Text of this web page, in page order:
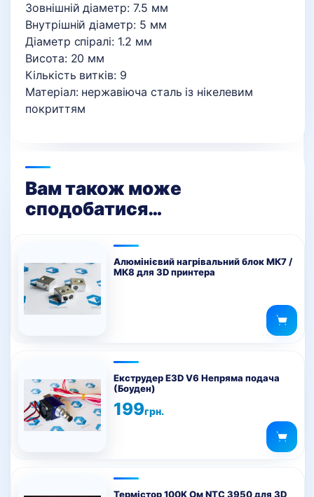
Зовнішній діаметр: 7.5 мм
Внутрішній діаметр: 5 мм
Діаметр спіралі: 1.2 мм
Висота: 20 мм
Кількість витків: 9
Матеріал: нержавіюча сталь із нікелевим
покриттям
Вам також може
сподобатися…
Алюмінієвий нагрівальний блок МК7 /
МК8 для 3D принтера
Екструдер E3D V6 Непряма подача
(Боуден)
199грн.
товар
має
кілька
варіантів.
Термістор 100K Ом NTC 3950 для 3D